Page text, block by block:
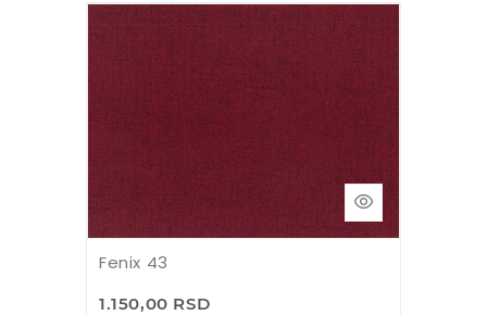
Fenix 43
1.150,00 RSD